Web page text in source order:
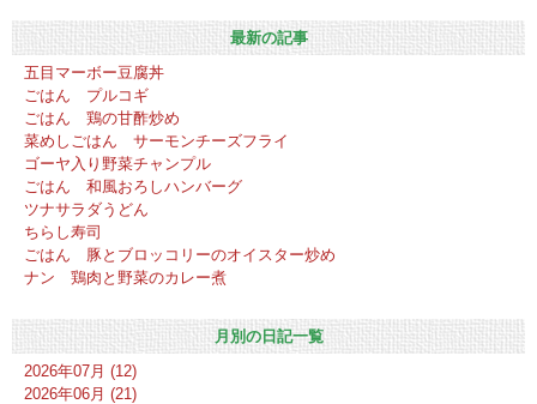
最新の記事
五目マーボー豆腐丼
ごはん プルコギ
ごはん 鶏の甘酢炒め
菜めしごはん サーモンチーズフライ
ゴーヤ入り野菜チャンプル
ごはん 和風おろしハンバーグ
ツナサラダうどん
ちらし寿司
ごはん 豚とブロッコリーのオイスター炒め
ナン 鶏肉と野菜のカレー煮
月別の日記一覧
2026年07月 (12)
2026年06月 (21)